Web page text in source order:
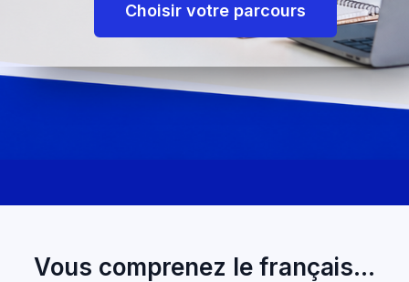
Choisir votre parcours
Vous comprenez le français…